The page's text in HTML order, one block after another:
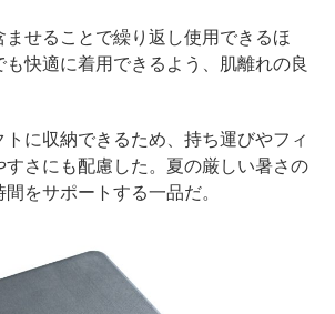
ませることで繰り返し使用できるほ
快適に着用できるよう、肌離れの良
に収納できるため、持ち運びやフィ
すさにも配慮した。夏の厳しい暑さの
をサポートする一品だ。